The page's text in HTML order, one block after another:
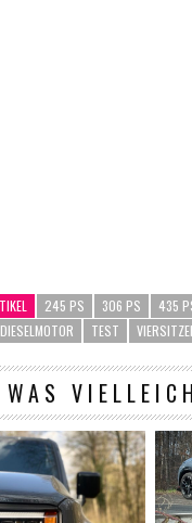
245 PS 306 PS 435
TEST
WAS